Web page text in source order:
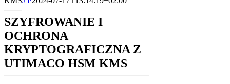
SZYFROWANIE I
OCHRONA
KRYPTOGRAFICZNA Z
UTIMACO HSM KMS